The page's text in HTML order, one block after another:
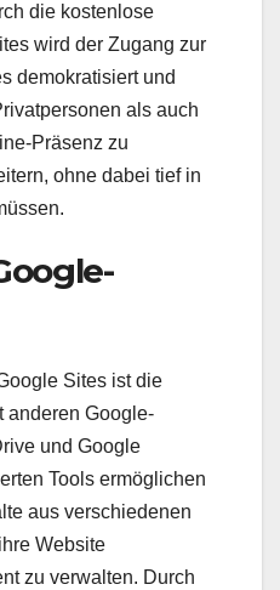
die kostenlose
wird der Zugang zur
demokratisiert und
als auch
Präsenz zu
ohne dabei tief in
Sites ist die
anderen Google-
und Google
Tools ermöglichen
aus verschiedenen
Website
zu verwalten. Durch